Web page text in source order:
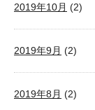
2019年10月 (2)
2019年9月 (2)
2019年8月 (2)